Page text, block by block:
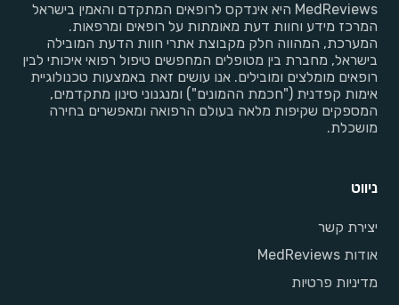
MedReviews היא אינדקס לרופאים המתקדם והאמין בישראל
המרכז מידע וחוות דעת מאומתות על רופאים ומרפאות.
המערכת, המהווה חלק מקבוצת אתרי חוות הדעת המובילה
בישראל, מחברת בין מטופלים המחפשים טיפול רפואי איכותי לבין
רופאים מומלצים ומובילים. אנו עושים זאת באמצעות טכנולוגיית
אימות קפדנית ("חכמת ההמונים") ומנגנוני סינון מתקדמים,
המספקים שקיפות מלאה בעולם הרפואה ומאפשרים בחירה
מושכלת.
ניווט
יצירת קשר
אודות MedReviews
מדיניות פרטיות